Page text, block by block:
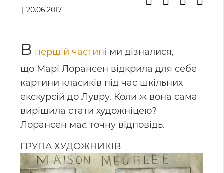
20.06.2017
В першій частині ми дізналися,
що Марі Лорансен відкрила для себе
картини класиків під час шкільних
екскурсій до Лувру. Коли ж вона сама
вирішила стати художніцею?
Лорансен має точну відповідь.
ГРУПА ХУДОЖНИКІВ